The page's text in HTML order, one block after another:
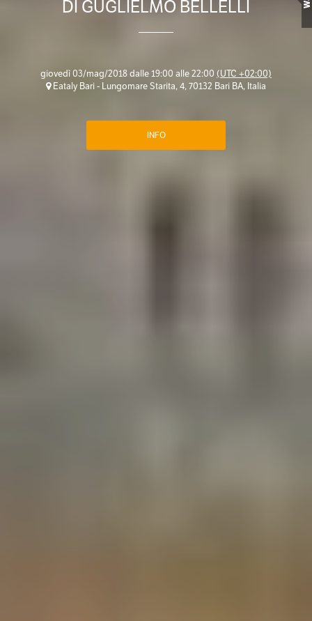
DI GUGLIELMO BELLELLI
giovedì 03/mag/2018 dalle 19:00 alle 22:00 (UTC +02:00)
Eataly Bari - Lungomare Starita, 4, 70132 Bari BA, Italia
INFO